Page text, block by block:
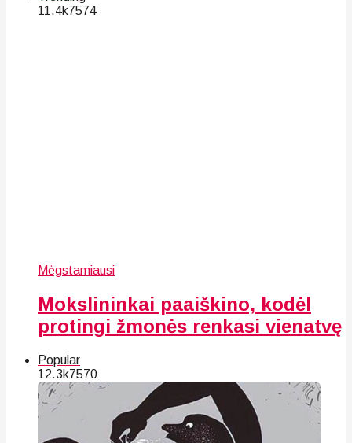
11.4k7574
Mėgstamiausi
Mokslininkai paaiškino, kodėl
protingi žmonės renkasi vienatvę
Popular
12.3k7570